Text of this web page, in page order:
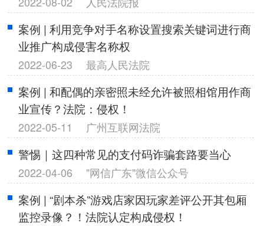
案例 | 利用竞争对手名称设置搜索关键词进行商
业推广构成侵害名称权
2022-06-23 最高人民法院
案例 | 和配偶的亲密照未经允许被照相馆用作商
业宣传？法院：侵权！
2022-05-11 广州互联网法院
警惕｜这四种常见的支付码诈骗套路要当心
2022-04-06 "网信广东"微信公众号
案例 | “剧本杀”游戏店家因玩家差评公开其包厢
监控录像？！法院认定构成侵权！